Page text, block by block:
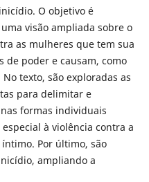
O objetivo é
visão ampliada sobre o
as mulheres que tem sua
poder e causam, como
texto, são exploradas as
para delimitar e
formas individuais
à violência contra a
Por último, são
ampliando a